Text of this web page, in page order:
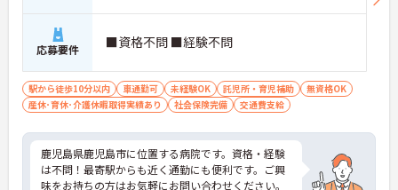
応募要件 ■資格不問 ■経験不問
駅から徒歩10分以内 車通勤可 未経験OK 託児所・育児補助
無資格OK
産休･育休･介護休暇取得実績あり
社会保険完備 交通費支給
鹿児島県鹿児島市に位置する病院です。資格・経験
は不問！最寄駅からも近く通勤にも便利です。ご興
味をお持ちの方はお気軽にお問い合わせください。